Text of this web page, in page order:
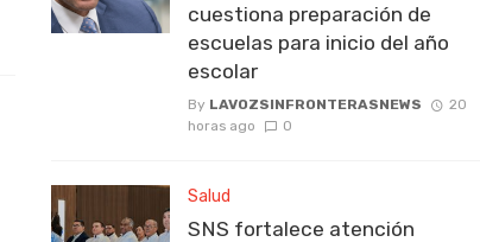
cuestiona preparación de
escuelas para inicio del año
escolar
By LAVOZSINFRONTERASNEWS
20
horas ago
0
Salud
SNS fortalece atención